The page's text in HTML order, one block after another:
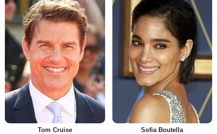
Tom Cruise Sofia Boutella